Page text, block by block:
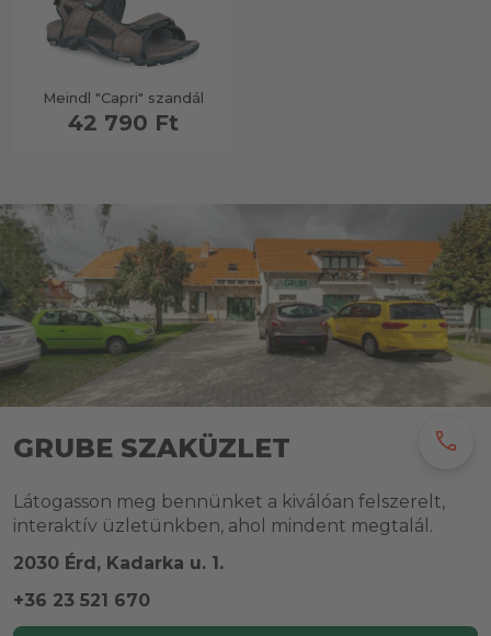
Meindl "Capri" szandál
42 790 Ft
call
GRUBE SZAKÜZLET
Látogasson meg bennünket a kiválóan felszerelt,
interaktív üzletünkben, ahol mindent megtalál.
2030 Érd, Kadarka u. 1.
+36 23 521 670